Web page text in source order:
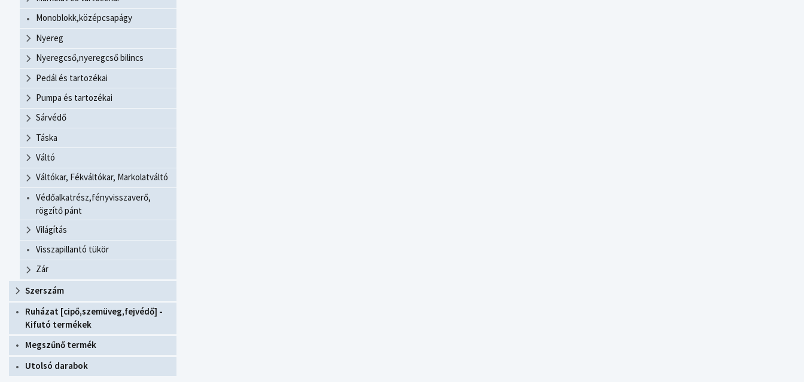
Monoblokk,középcsapágy
Nyereg
Nyeregcső,nyeregcső bilincs
Pedál és tartozékai
Pumpa és tartozékai
Sárvédő
Táska
Váltó
Váltókar, Fékváltókar, Markolatváltó
Védőalkatrész,fényvisszaverő,
rögzítő pánt
Világítás
Visszapillantó tükör
Zár
Szerszám
Ruházat [cipő,szemüveg,fejvédő] -
Kifutó termékek
Megszűnő termék
Utolsó darabok